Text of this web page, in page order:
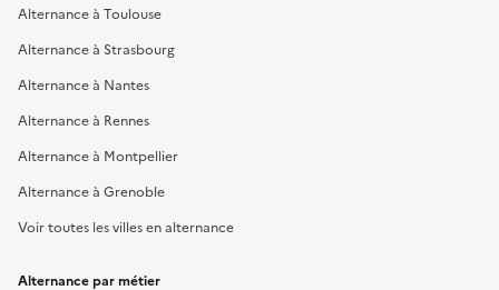
Alternance à Toulouse
Alternance à Strasbourg
Alternance à Nantes
Alternance à Rennes
Alternance à Montpellier
Alternance à Grenoble
Voir toutes les villes en alternance
Alternance par métier